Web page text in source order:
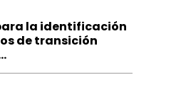
la identificación
de transición